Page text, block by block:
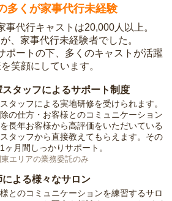
多くが家事代行未経験
代行キャストは20,000人以上。
、家事代行未経験者でした。
ポートの下、多くのキャストが活躍
笑顔にしています。
スタッフによるサポート制度
タッフによる実地研修を受けられます。
の仕方・お客様とのコミュニケーション
長年お客様から高評価をいただいている
タッフから直接教えてもらえます。その
ヶ月間しっかりサポート。
エリアの業務委託のみ
による様々なサロン
とのコミュニケーションを練習するサロ